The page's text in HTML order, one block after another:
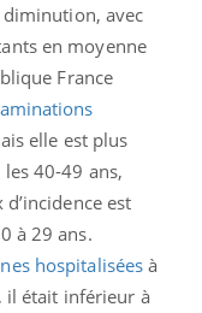
diminution, avec
en moyenne
France
elle est plus
40-49 ans,
est
à 29 ans.
hospitalisées à
il était inférieur à